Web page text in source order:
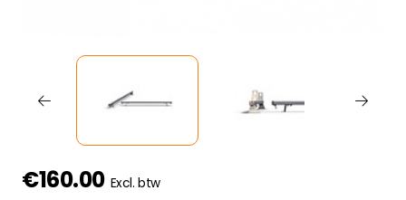
€160.00 Excl. btw